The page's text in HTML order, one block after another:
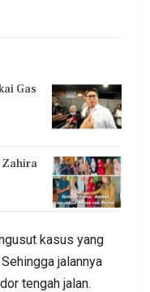
Gas
Zahira
kasus yang
jalannya
tengah jalan.